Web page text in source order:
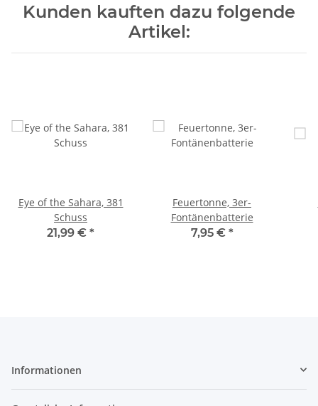
Kunden kauften dazu folgende
Artikel:
Eye of the Sahara, 381
Schuss
21,99 € *
Feuertonne, 3er-
Fontänenbatterie
7,95 € *
Informationen